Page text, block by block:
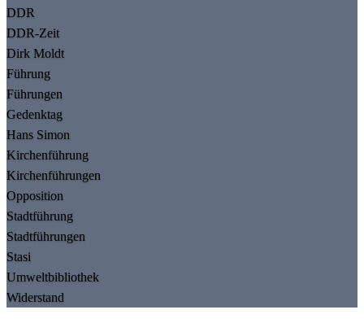
DDR
DDR-Zeit
Dirk Moldt
Führung
Führungen
Gedenktag
Hans Simon
Kirchenführung
Kirchenführungen
Opposition
Stadtführung
Stadtführungen
Stasi
Umweltbibliothek
Widerstand